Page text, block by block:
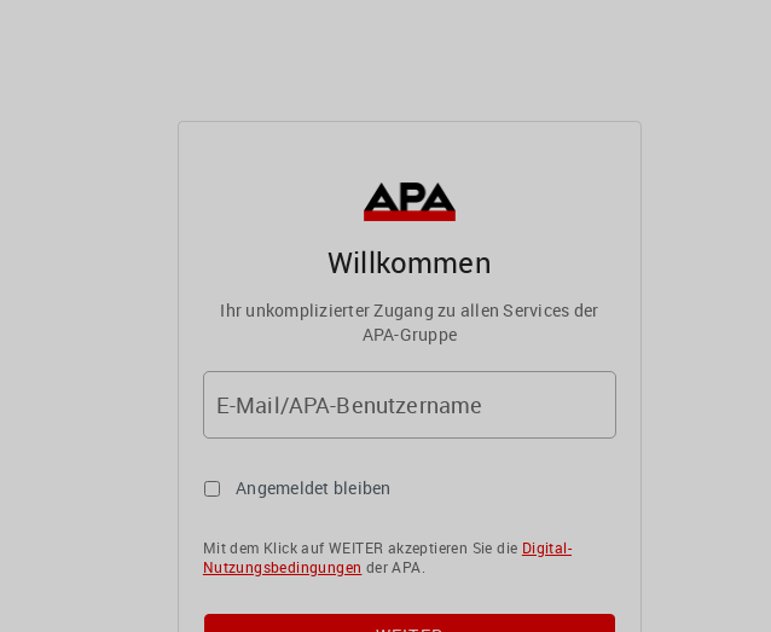
Willkommen
Ihr unkomplizierter Zugang zu allen Services der
APA-Gruppe
E-Mail/APA-Benutzername
Angemeldet bleiben
Mit dem Klick auf WEITER akzeptieren Sie die Digital-
Nutzungsbedingungen der APA.